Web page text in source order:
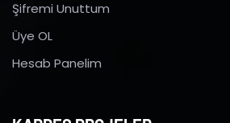
Şifremi Unuttum
Üye OL
Hesab Panelim